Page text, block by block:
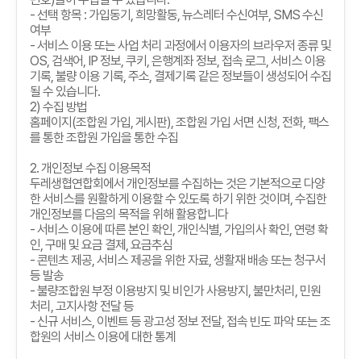
- 선택 항목 : 가입동기 ,희망활동,뉴스레터 수신여부, SMS수신
여부
-서비스 이용 또는 사업 처리 과정에서 이용자의 브라우저 종류 및
OS, 검색어, IP 정보,쿠키 ,은행계좌 정보, 접속 로그,서비스 이용
기록,불량 이용 기록,주소, 결제기록 같은 정보들이 생성되어 수집
될 수 있습니다.
2) 수집 방법
홈페이지 (조합원 가입,게시판),조합원 가입 서면 신청, 전화, 팩스
를 통한 조합원 가입을 통한 수집
2.개인정보 수집 이용목적
두레생협연합회에서 개인정보를 수집하는 것은 기본적으로 다양
한 서비스를 원활하게 이용할 수 있도록 하기 위한 것이며,수집한
개인정보를 다음의 목적을 위해 활용합니다
-서비스 이용에 따른 본인 확인,개인식별, 가입의사 확인, 연령 확
인,구매 및 요금 결제 ,요금추심
-콘텐츠 제공,서비스 제공을 위한 자료,생활재 배송 또는 청구서
등 발송
-불량조합원 부정 이용방지 및 비인가 사용방지 ,불만처리 , 민원
처리 ,고지사항 전달 등
- 신규 서비스, 이벤트 등 광고성 정보 전달, 접속 빈도 파악 또는 조
합원의 서비스 이용에 대한 통계